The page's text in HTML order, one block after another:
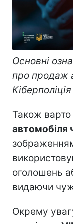
Основні
про продаж
Також варто
автомобіля
оголошень
видаючи
Окрему